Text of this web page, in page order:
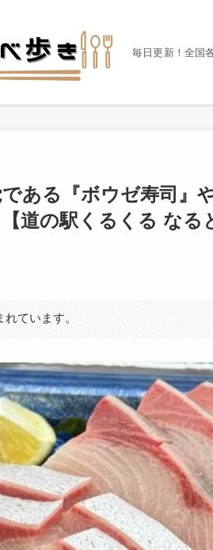
毎日更新！全国
ある『ボウゼ寿司』
道の駅くるくる なる
ています。